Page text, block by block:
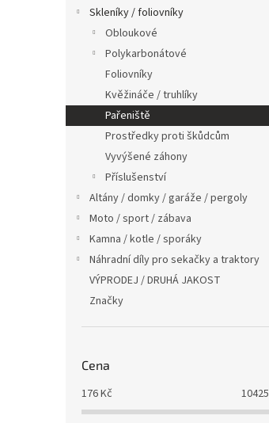
Skleníky / foliovníky
Obloukové
Polykarbonátové
Foliovníky
Kvěžináče / truhlíky
Pařeniště
Prostředky proti škůdcům
Vyvýšené záhony
Příslušenství
Altány / domky / garáže / pergoly
Moto / sport / zábava
Kamna / kotle / sporáky
Náhradní díly pro sekačky a traktory
VÝPRODEJ / DRUHÁ JAKOST
Značky
Cena
176Kč 10425